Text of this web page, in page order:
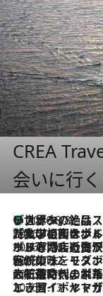
CREA
会いに行く
2026.8.8
リスボンの絶品スイーツ「パステル・デ・ナタ」とは？ポルトガル伝統の奥深い世界へ
2026.7.27
「私の祖国はポルトガル語です」国民的詩人フェルナンド・ペソアと、彼が愛した文学の街を歩く
2026.7.26
ポルトガル近海が育む極上の海の幸。キリリと冷えた白ワインと愉しむ、シーフード専門店の贅沢
2026.7.22
伝統の味をモダンに昇華。高感度な地元客が集う、リスボンの最旬ガストロノミー
2026.7.21
大航海時代の栄華から、震災、独裁、そして革命へ。
2026.7.13
エッセイ・ヤマザキマリ「慎ましくも美しき国